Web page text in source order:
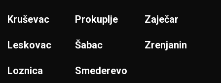
Kruševac
Leskovac
Loznica
Prokuplje
Šabac
Smederevo
Zaječar
Zrenjanin